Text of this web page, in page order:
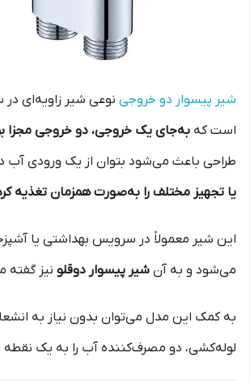
شیر پیسوار دو خروجی نوعی شیر زاویه‌ای
است که به‌جای یک خروجی، دو خروجی مجزا
طراحی باعث می‌شود بتوان از یک ورودی آب
یا تجهیز مختلف را به‌صورت همزمان تغذیه
این شیر معمولاً در سرویس بهداشتی یا
می‌شود و به آن شیر پیسوار دوقلو نیز
به کمک این مدل می‌توان بدون نیاز به
لوله‌کشی، دو مصرف‌کننده آب را به یک